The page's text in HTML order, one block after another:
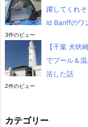
躍してくれ
ld Banffのワ
3件のビュー
【千葉 犬吠
でプール＆
浴した話
2件のビュー
カテゴリー